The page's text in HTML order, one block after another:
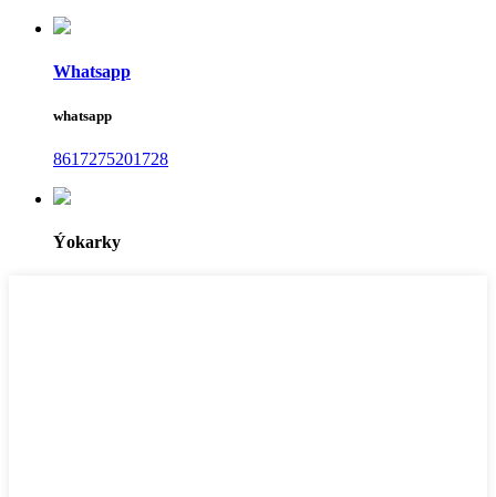
Whatsapp
whatsapp
8617275201728
Ýokarky